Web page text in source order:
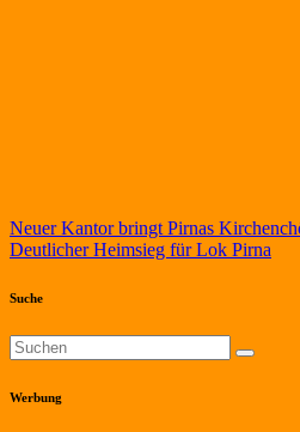
Beitragsnavigation
Neuer Kantor bringt Pirnas
Deutlicher Heimsieg für Lok Pirna
Suche
Werbung